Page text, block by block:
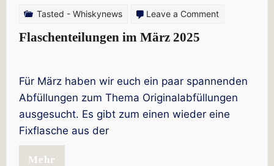
Tasted - Whiskynews Leave a Commenton
2025
Flaschenteilungen im März 2025
Für März haben wir euch ein paar spannenden
Abfüllungen zum Thema Originalabfüllungen
ausgesucht. Es gibt zum einen wieder eine
Fixflasche aus der
Mehr